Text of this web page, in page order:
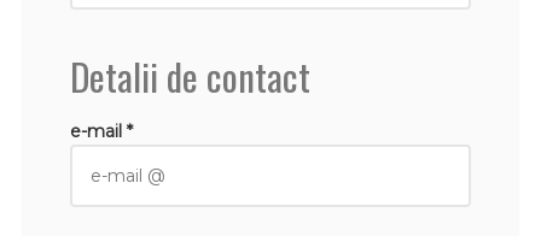
Detalii de contact
e-mail *